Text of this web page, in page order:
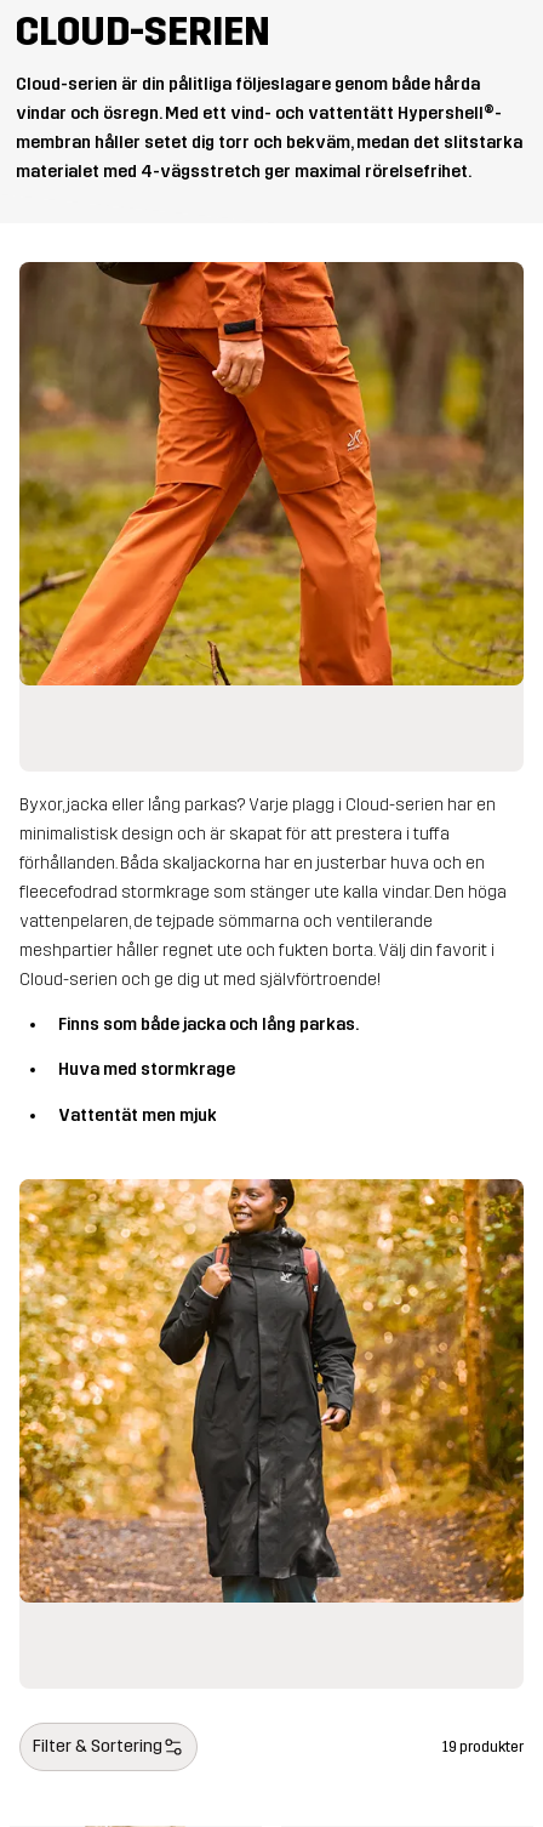
CLOUD-SERIEN
Cloud-serien är din pålitliga följeslagare genom både hårda
vindar och ösregn. Med ett vind- och vattentätt Hypershell®-
membran håller setet dig torr och bekväm, medan det slitstarka
materialet med 4-vägsstretch ger maximal rörelsefrihet.
Byxor, jacka eller lång parkas? Varje plagg i Cloud-serien har en
minimalistisk design och är skapat för att prestera i tuffa
förhållanden. Båda skaljackorna har en justerbar huva och en
fleecefodrad stormkrage som stänger ute kalla vindar. Den höga
vattenpelaren, de tejpade sömmarna och ventilerande
meshpartier håller regnet ute och fukten borta. Välj din favorit i
Cloud-serien och ge dig ut med självförtroende!
Finns som både jacka och lång parkas.
Huva med stormkrage
Vattentät men mjuk
Filter & Sortering 19 produkter